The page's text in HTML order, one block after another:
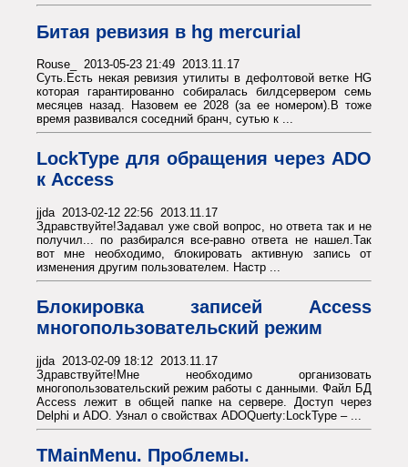
Битая ревизия в hg mercurial
Rouse_ 2013-05-23 21:49 2013.11.17
Суть.Есть некая ревизия утилиты в дефолтовой ветке HG
которая гарантированно собиралась билдсервером семь
месяцев назад. Назовем ее 2028 (за ее номером).В тоже
время развивался соседний бранч, сутью к ...
LockType для обращения через ADO
к Access
jjda 2013-02-12 22:56 2013.11.17
Здравствуйте!Задавал уже свой вопрос, но ответа так и не
получил... по разбирался все-равно ответа не нашел.Так
вот мне необходимо, блокировать активную запись от
изменения другим пользователем. Настр ...
Блокировка записей Access
многопользовательский режим
jjda 2013-02-09 18:12 2013.11.17
Здравствуйте!Мне необходимо организовать
многопользовательский режим работы с данными. Файл БД
Access лежит в общей папке на сервере. Доступ через
Delphi и ADO. Узнал о свойствах ADOQuerty:LockType – ...
TMainMenu. Проблемы.